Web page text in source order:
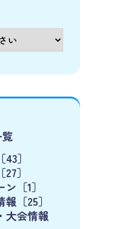
］
］
［1］
［25］
大会情報